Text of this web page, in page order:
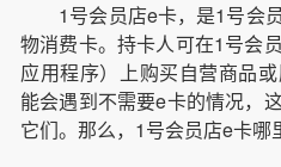
1号会员店e卡，是1号会员
物消费卡。持卡人可在1号会
应用程序）上购买自营商品
能会遇到不需要e卡的情况，
它们。那么，1号会员店e卡哪